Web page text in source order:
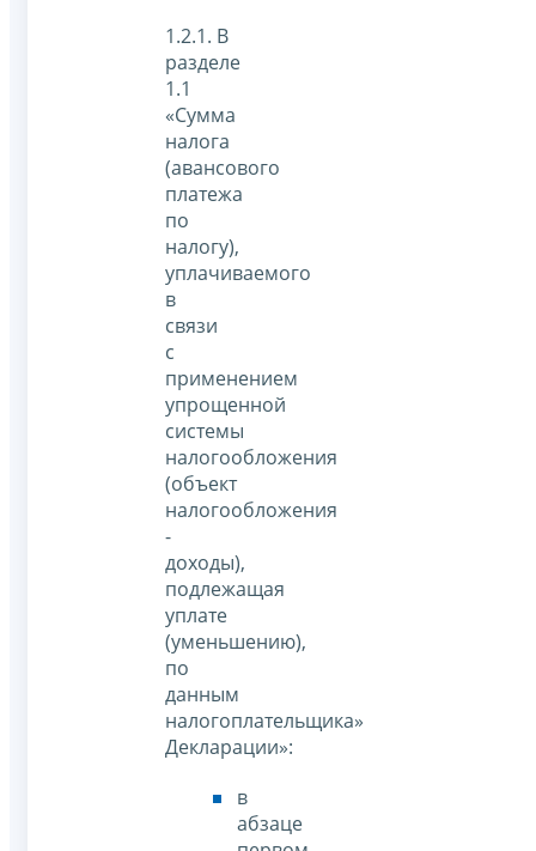
1.2.1. В
разделе
1.1
«Сумма
налога
(авансового
платежа
по
налогу),
уплачиваемого
в
связи
с
применением
упрощенной
системы
налогообложения
(объект
налогообложения
-
доходы),
подлежащая
уплате
(уменьшению),
по
данным
налогоплательщика»
Декларации»:
в
абзаце